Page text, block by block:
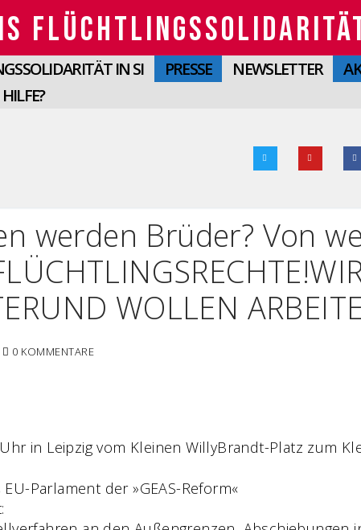
IN SI PRESSE NEWSLETTER
werden Brüder? Von
WOLLEN
0 KOMMENTARE
Uhr in Leipzig vom Kleinen WillyBrandt-Platz zum
Parlament der »GEAS-Reform«